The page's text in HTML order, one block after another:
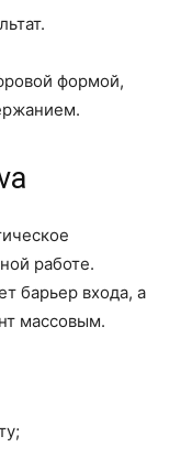
формой,
работе.
барьер входа, а
массовым.